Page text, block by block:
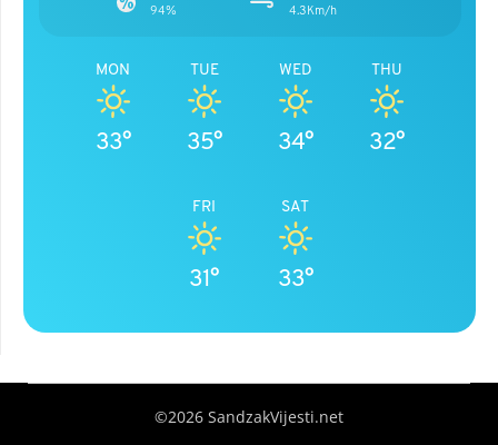
94% 4.3Km/h
MON
33°
TUE
35°
WED
34°
THU
32°
FRI
31°
SAT
33°
©2026 SandzakVijesti.net